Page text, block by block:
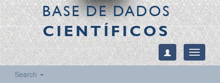
BASE DE DADOS
CIENTÍFICOS
Toggle
Search